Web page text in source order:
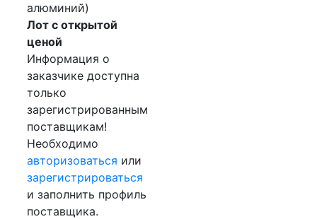
алюминий)
Лот с открытой
ценой
Информация о
заказчике доступна
только
зарегистрированным
поставщикам!
Необходимо
авторизоваться или
зарегистрироваться
и заполнить профиль
поставщика.